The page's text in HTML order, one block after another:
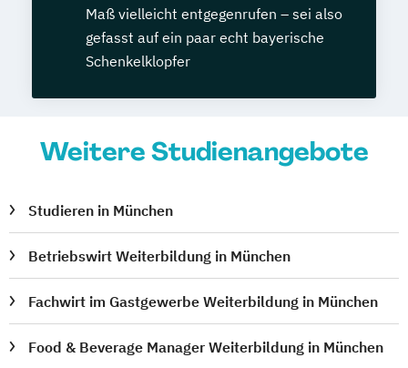
Maß vielleicht entgegenrufen – sei also
gefasst auf ein paar echt bayerische
Schenkelklopfer
Weitere Studienangebote
Studieren in München
Betriebswirt Weiterbildung in München
Fachwirt im Gastgewerbe Weiterbildung in München
Food & Beverage Manager Weiterbildung in München